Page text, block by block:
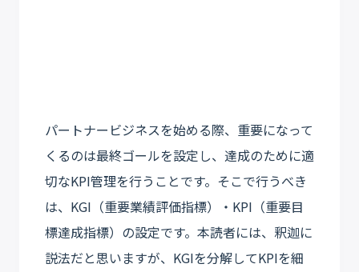
パートナービジネスを始める際、重要になって
くるのは最終ゴールを設定し、達成のために適
切なKPI管理を行うことです。そこで行うべき
は、KGI（重要業績評価指標）・KPI（重要目
標達成指標）の設定です。本読者には、釈迦に
説法だと思いますが、KGIを分解してKPIを細